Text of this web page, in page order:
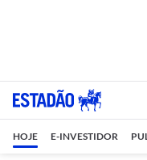
HOJE E-INVESTIDOR